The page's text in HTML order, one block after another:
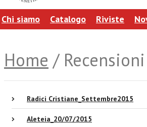
Chi siamo Catalogo Riviste
Home / Recensioni
Radici Cristiane_Settembre2015
Aleteia_20/07/2015